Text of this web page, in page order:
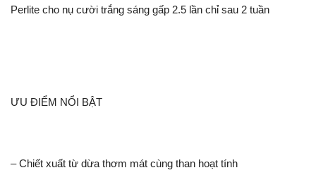
Perlite cho nụ cười trắng sáng gấp 2.5 lần chỉ sau 2 tuần
ƯU ĐIỂM NỔI BẬT
– Chiết xuất từ dừa thơm mát cùng than hoạt tính